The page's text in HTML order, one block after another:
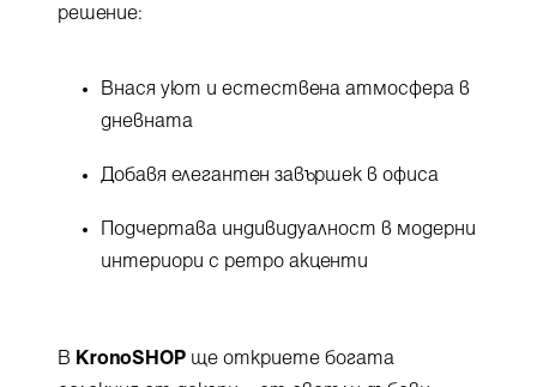
решение:
Внася уют и естествена атмосфера в
дневната
Добавя елегантен завършек в офиса
Подчертава индивидуалност в модерни
интериори с ретро акценти
В KronoSHOP ще откриете богата